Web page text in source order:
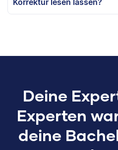
Deine
Experten
deine